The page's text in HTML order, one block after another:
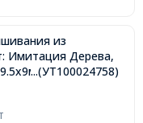
из
Имитация Дерева,
...(УТ100024758)